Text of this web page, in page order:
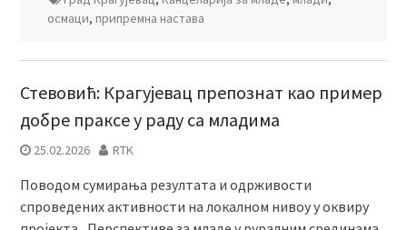
осмаци, припремна настава
Стевовић: Крагујевац препознат као пример
добре праксе у раду са младима
25.02.2026 RTK
Поводом сумирања резултата и одрживости
спроведених активности на локалном нивоу у оквиру